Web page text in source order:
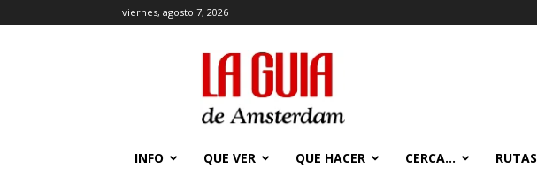
viernes, agosto 7, 2026
La
Guía
de
Amsterdam
INFO QUE VER QUE HACER CERCA… RUTAS